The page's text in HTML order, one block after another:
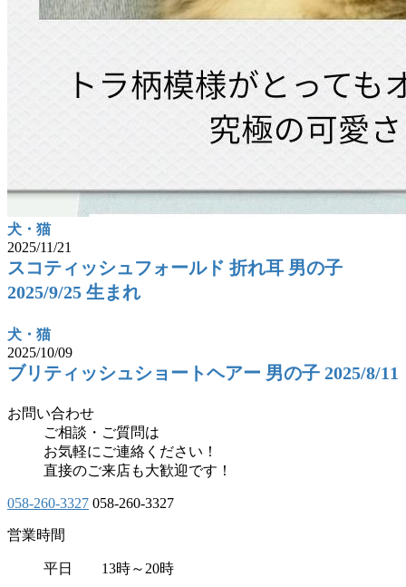
犬・猫
2025/11/21
スコティッシュフォールド 折れ耳 男の子
2025/9/25 生まれ
犬・猫
2025/10/09
ブリティッシュショートヘアー 男の子 2025/8/11
お問い合わせ
ご相談・ご質問は
お気軽にご連絡ください！
直接のご来店も大歓迎です！
058-260-3327 058-260-3327
営業時間
平日 13時～20時